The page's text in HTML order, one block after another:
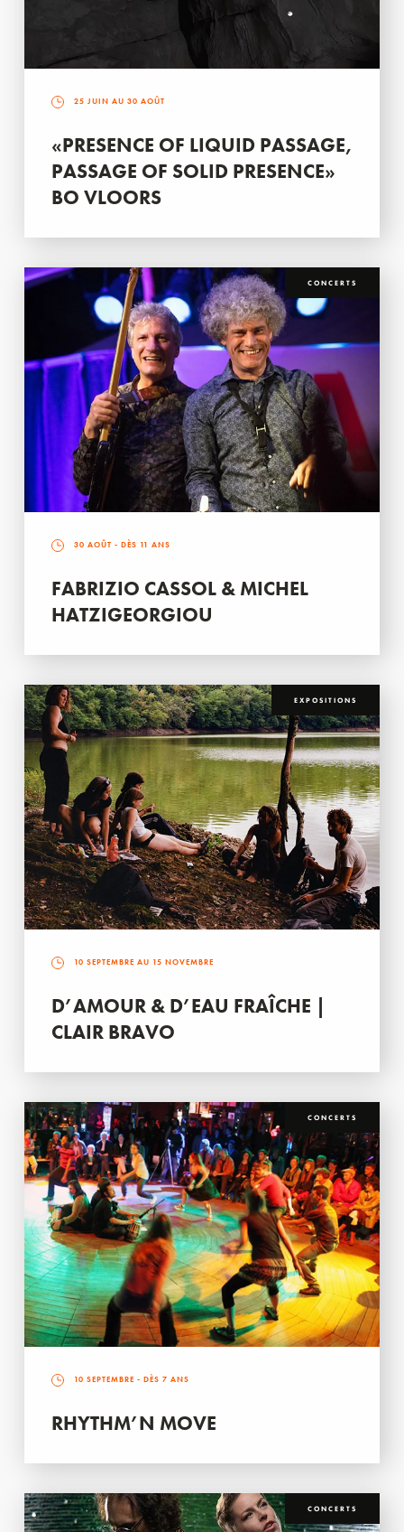
25 JUIN AU 30 AOÛT
«PRESENCE OF LIQUID PASSAGE,
PASSAGE OF SOLID PRESENCE»
BO VLOORS
CONCERTS
30 AOÛT - DÈS 11 ANS
FABRIZIO CASSOL & MICHEL
HATZIGEORGIOU
EXPOSITIONS
10 SEPTEMBRE AU 15 NOVEMBRE
D’AMOUR & D’EAU FRAÎCHE |
CLAIR BRAVO
CONCERTS
10 SEPTEMBRE - DÈS 7 ANS
RHYTHM’N MOVE
CONCERTS